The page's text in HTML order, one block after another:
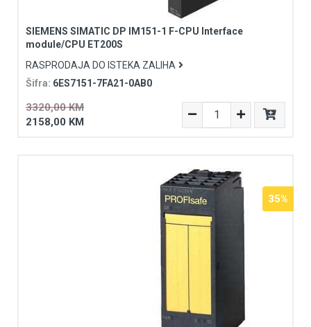
SIEMENS SIMATIC DP IM151-1 F-CPU Interface
module/CPU ET200S
RASPRODAJA DO ISTEKA ZALIHA
Šifra: 6ES7151-7FA21-0AB0
3320,00 KM
2158,00 KM
35%